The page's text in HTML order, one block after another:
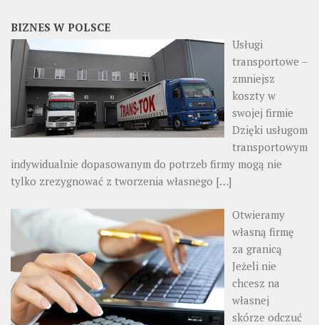
BIZNES W POLSCE
Usługi
transportowe –
zmniejsz
koszty w
swojej firmie
Dzięki usługom
transportowym
indywidualnie dopasowanym do potrzeb firmy mogą nie
tylko zrezygnować z tworzenia własnego […]
Otwieramy
własną firmę
za granicą
Jeżeli nie
chcesz na
własnej
skórze odczuć